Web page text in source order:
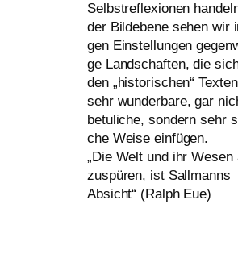
Selbstreflexionen
der Bildebene sehen wir
gen Einstellungen
ge Landschaften, die
den „his­to­ri­schen“
sehr wun­der­ba­re, gar
betu­li­che, son­dern sehr
che Weise einfügen.
„Die Welt und ihr
zu­spü­ren, ist Sallmanns
Absicht“ (Ralph Eue)